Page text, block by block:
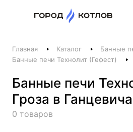
Телефоны
+375 44 511-06-41
+375 29 237-06-41
Котлы и отопление
+375 44 521-06-41
Главная Каталог
Банные
Банные печи Технолит (Гефест)
Банные печи
Гроза в
0 товаров